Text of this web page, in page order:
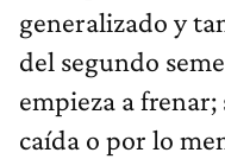
generalizado y
del segundo
empieza a
caída o por lo